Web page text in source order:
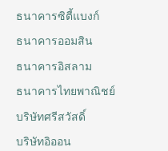
ธนาคารซิตี้แบงก์
ธนาคารออมสิน
ธนาคารอิสลาม
ธนาคารไทยพาณิชย์
บริษัทศรีสวัสดิ์
บริษัทอิออน